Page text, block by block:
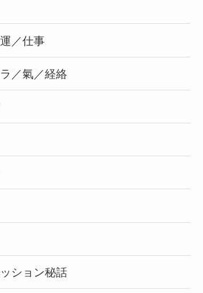
／仕事
／氣／経絡
ション秘話